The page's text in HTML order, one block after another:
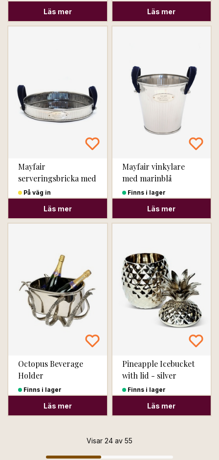
Läs mer Läs mer
Mayfair
serveringsbricka med
marinblå handtag
På väg in
Läs mer
Mayfair vinkylare
med marinblå
handtag
Finns i lager
Läs mer
Octopus Beverage
Holder
Finns i lager
Läs mer
Pineapple Icebucket
with lid - silver
Finns i lager
Läs mer
Visar 24 av 55